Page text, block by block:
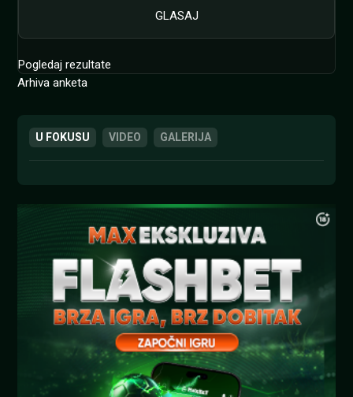
Pogledaj rezultate
Arhiva anketa
U FOKUSU VIDEO GALERIJA